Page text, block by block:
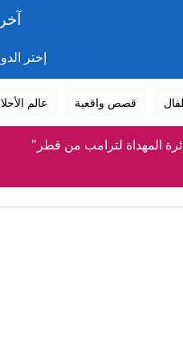
إختر
قصص واقعية عالم
المهداة لترامب من قطر"